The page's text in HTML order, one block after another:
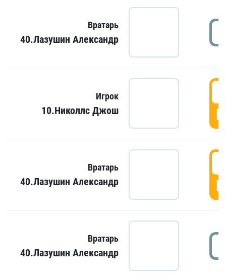
Вратарь
40.Лазушин Александр
Игрок
10.Николлс Джош
Вратарь
40.Лазушин Александр
Вратарь
40.Лазушин Александр